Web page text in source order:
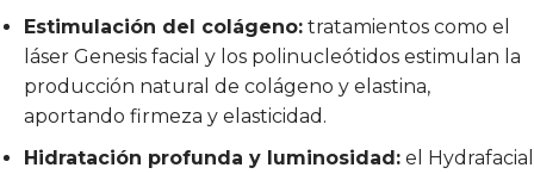
Estimulación del colágeno: tratamientos como el
láser Genesis facial y los polinucleótidos estimulan la
producción natural de colágeno y elastina,
aportando firmeza y elasticidad.
Hidratación profunda y luminosidad: el Hydrafacial